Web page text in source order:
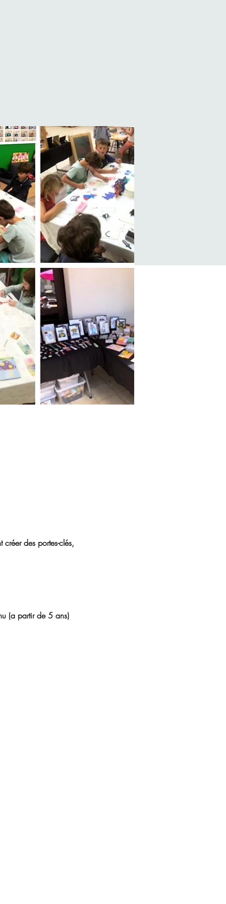
créer des portes-clés,
(a partir de 5 ans)